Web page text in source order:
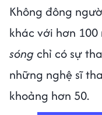
Không đông
khác với hơn
sóngchỉ có sự
những nghệ sĩ
khoảng hơn 50.